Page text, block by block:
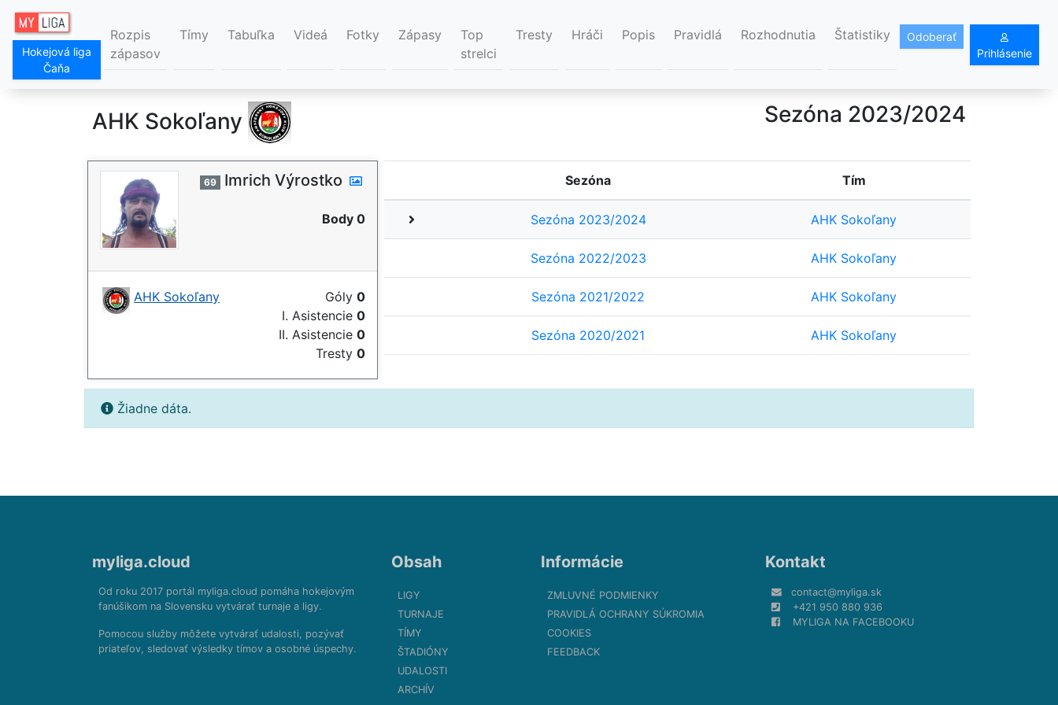
Hokejová liga
Čaňa
Rozpis
zápasov
Tímy Tabuľka Videá Fotky Zápasy
Top
strelci
Tresty Hráči Popis Pravidlá Rozhodnutia Štatistiky
Odoberať
Prihlásenie
AHK Sokoľany Sezóna 2023/2024
69 Imrich Výrostko
Body 0
AHK Sokoľany Góly 0
I. Asistencie 0
II. Asistencie 0
Tresty 0
Sezóna Tím
Sezóna 2023/2024 AHK Sokoľany
Sezóna 2022/2023 AHK Sokoľany
Sezóna 2021/2022 AHK Sokoľany
Sezóna 2020/2021 AHK Sokoľany
Žiadne dáta.
myliga.cloud
Od roku 2017 portál myliga.cloud pomáha hokejovým
fanúšikom na Slovensku vytvárať turnaje a ligy.
Pomocou služby môžete vytvárať udalosti, pozývať
priateľov, sledovať výsledky tímov a osobné úspechy.
Obsah
LIGY
TURNAJE
TÍMY
ŠTADIÓNY
UDALOSTI
ARCHÍV
Informácie
ZMLUVNÉ PODMIENKY
PRAVIDLÁ OCHRANY SÚKROMIA
COOKIES
FEEDBACK
Kontakt
contact@myliga.sk
+421 950 880 936
MYLIGA NA FACEBOOKU